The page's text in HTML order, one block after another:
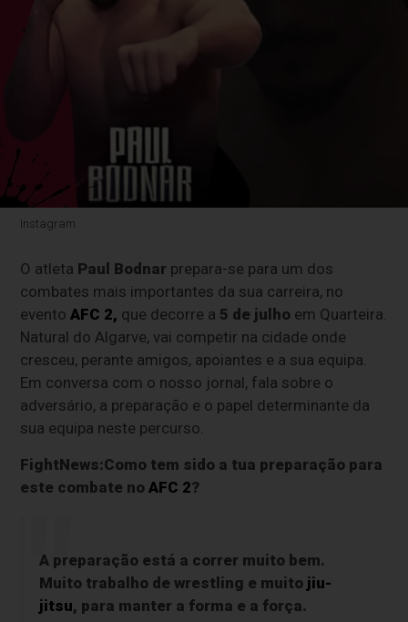
Instagram
O atleta Paul Bodnar prepara-se para um dos
combates mais importantes da sua carreira, no
eventoAFC 2, que decorre a 5 de julho em Quarteira.
Natural do Algarve, vai competir na cidade onde
cresceu, perante amigos, apoiantes e a sua equipa.
Em conversa com o nosso jornal, fala sobre o
adversário, a preparação e o papel determinante da
sua equipa neste percurso.
FightNews:Como tem sido a tua preparação para
este combate noAFC 2?
A preparação está a correr muito bem.
Muito trabalho de wrestling e muitojiu-
jitsu, para manter a forma e a força.